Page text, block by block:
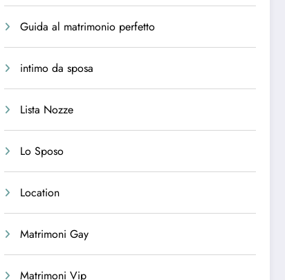
Guida al matrimonio perfetto
intimo da sposa
Lista Nozze
Lo Sposo
Location
Matrimoni Gay
Matrimoni Vip